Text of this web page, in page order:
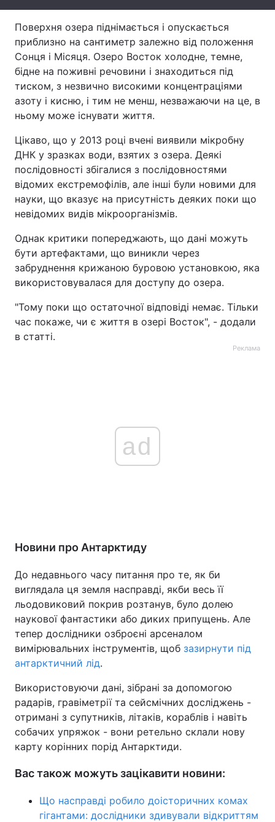
Поверхня озера піднімається і опускається
приблизно на сантиметр залежно від положення
Сонця і Місяця. Озеро Восток холодне, темне,
бідне на поживні речовини і знаходиться під
тиском, з незвично високими концентраціями
азоту і кисню, і тим не менш, незважаючи на це, в
ньому може існувати життя.
Цікаво, що у 2013 році вчені виявили мікробну
ДНК у зразках води, взятих з озера. Деякі
послідовності збігалися з послідовностями
відомих екстремофілів, але інші були новими для
науки, що вказує на присутність деяких поки що
невідомих видів мікроорганізмів.
Однак критики попереджають, що дані можуть
бути артефактами, що виникли через
забруднення крижаною буровою установкою, яка
використовувалася для доступу до озера.
"Тому поки що остаточної відповіді немає. Тільки
час покаже, чи є життя в озері Восток", - додали
в статті.
Реклама
ad
Новини про Антарктиду
До недавнього часу питання про те, як би
виглядала ця земля насправді, якби весь її
льодовиковий покрив розтанув, було долею
наукової фантастики або диких припущень. Але
тепер дослідники озброєні арсеналом
вимірювальних інструментів, щоб зазирнути під
антарктичний лід.
Використовуючи дані, зібрані за допомогою
радарів, гравіметрії та сейсмічних досліджень -
отримані з супутників, літаків, кораблів і навіть
собачих упряжок - вони ретельно склали нову
карту корінних порід Антарктиди.
Вас також можуть зацікавити новини:
Що насправді робило доісторичних комах
гігантами: дослідники здивували відкриттям